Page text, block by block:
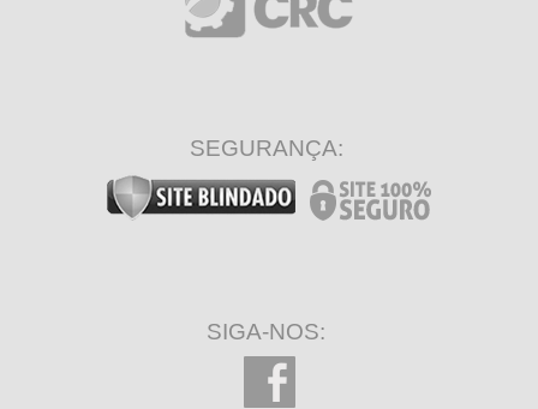
SEGURANÇA:
SIGA-NOS: